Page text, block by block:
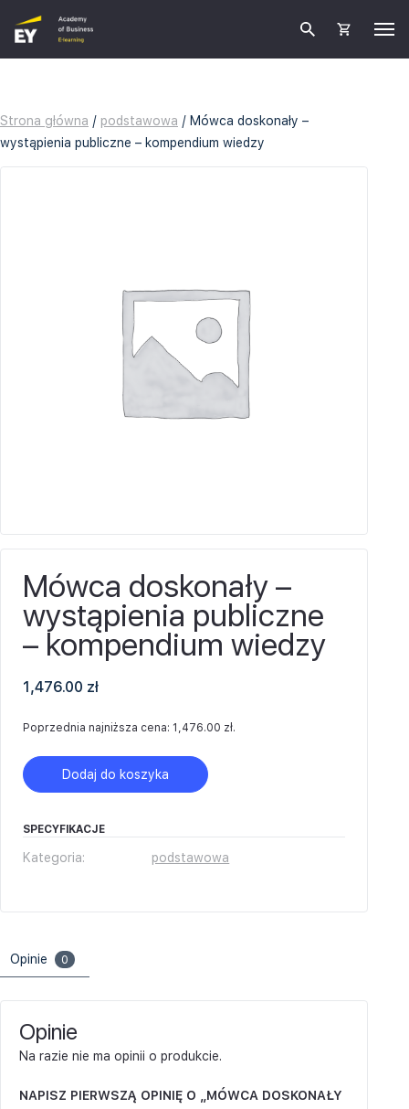
Strona główna / podstawowa / Mówca doskonały –
wystąpienia publiczne – kompendium wiedzy
Mówca doskonały –
wystąpienia publiczne
– kompendium wiedzy
1,476.00 zł
Poprzednia najniższa cena: 1,476.00 zł.
Dodaj do koszyka
SPECYFIKACJE
Kategoria: podstawowa
Opinie 0
Opinie
Na razie nie ma opinii o produkcie.
NAPISZ PIERWSZĄ OPINIĘ O „MÓWCA DOSKONAŁY